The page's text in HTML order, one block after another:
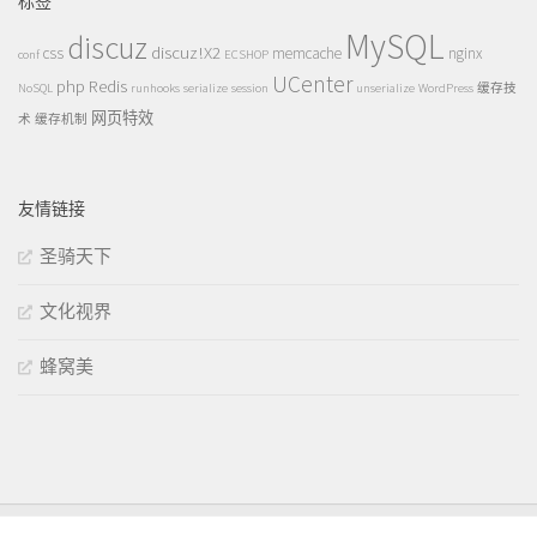
conf css discuz discuz!X2 ECSHOP memcache MySQL nginx
NoSQL php Redis runhooks serialize session UCenter unserialize WordPress 缓存技
术 缓存机制 网页特效
友情链接
圣骑天下
文化视界
蜂窝美